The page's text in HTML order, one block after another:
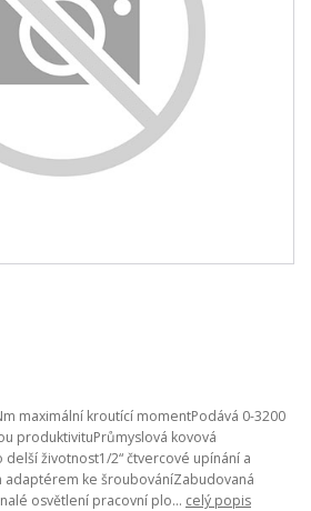
maximální kroutící momentPodává 0-3200
produktivituPrůmyslová kovová
životnost1/2“ čtvercové upínání a
adaptérem ke šroubováníZabudovaná
osvětlení pracovní plo... celý popis